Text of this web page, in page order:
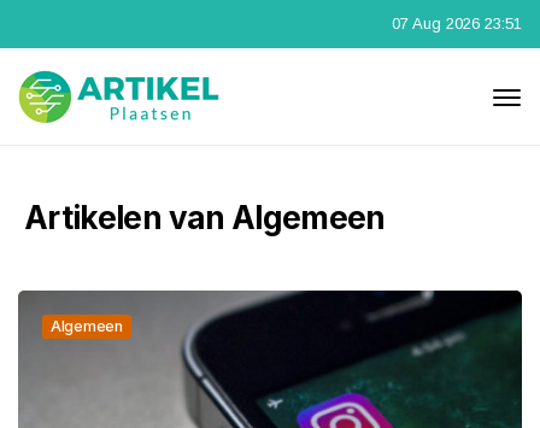
07 Aug 2026 23:51
Artikelen van Algemeen
Algemeen